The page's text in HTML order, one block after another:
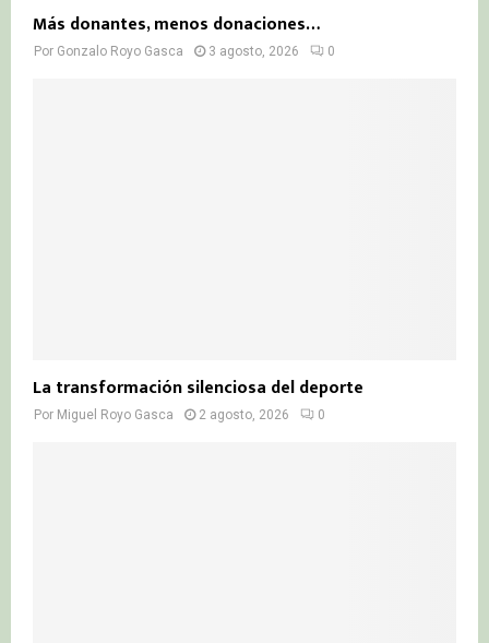
Más donantes, menos donaciones…
Por Gonzalo Royo Gasca 3 agosto, 2026 0
La transformación silenciosa del deporte
Por Miguel Royo Gasca 2 agosto, 2026 0